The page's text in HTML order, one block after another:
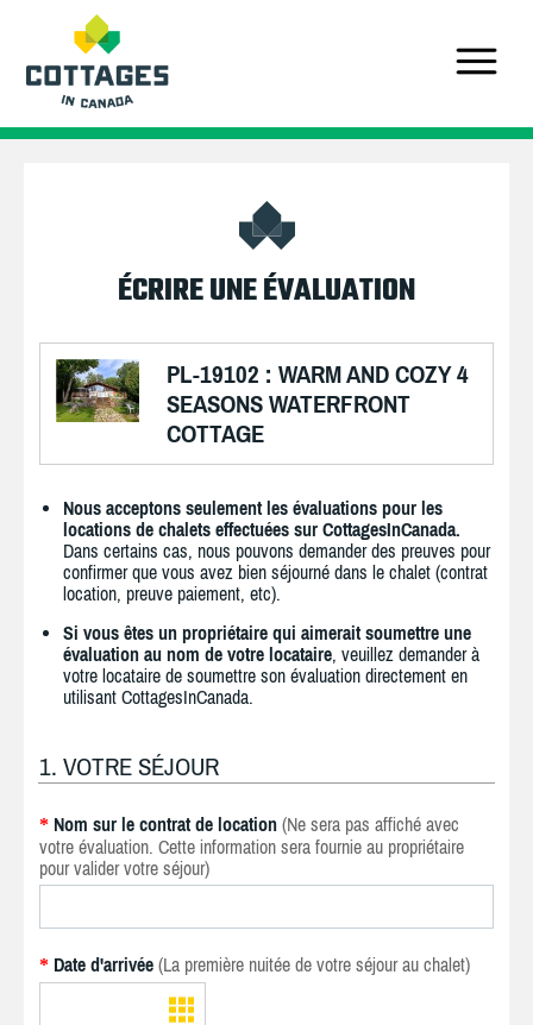
ÉCRIRE UNE ÉVALUATION
PL-19102 : WARM AND COZY 4
SEASONS WATERFRONT
COTTAGE
Nous acceptons seulement les évaluations pour les
locations de chalets effectuées sur CottagesInCanada.
Dans certains cas, nous pouvons demander des preuves pour
confirmer que vous avez bien séjourné dans le chalet (contrat
location, preuve paiement, etc).
Si vous êtes un propriétaire qui aimerait soumettre une
évaluation au nom de votre locataire, veuillez demander à
votre locataire de soumettre son évaluation directement en
utilisant CottagesInCanada.
1. VOTRE SÉJOUR
* Nom sur le contrat de location (Ne sera pas affiché avec
votre évaluation. Cette information sera fournie au propriétaire
pour valider votre séjour)
* Date d'arrivée (La première nuitée de votre séjour au chalet)